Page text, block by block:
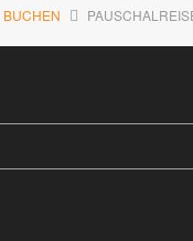
BUCHEN